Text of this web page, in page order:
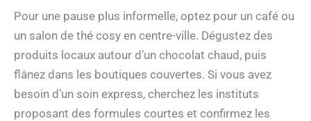
Pour une pause plus informelle, optez pour un café ou
un salon de thé cosy en centre-ville. Dégustez des
produits locaux autour d’un chocolat chaud, puis
flânez dans les boutiques couvertes. Si vous avez
besoin d’un soin express, cherchez les instituts
proposant des formules courtes et confirmez les